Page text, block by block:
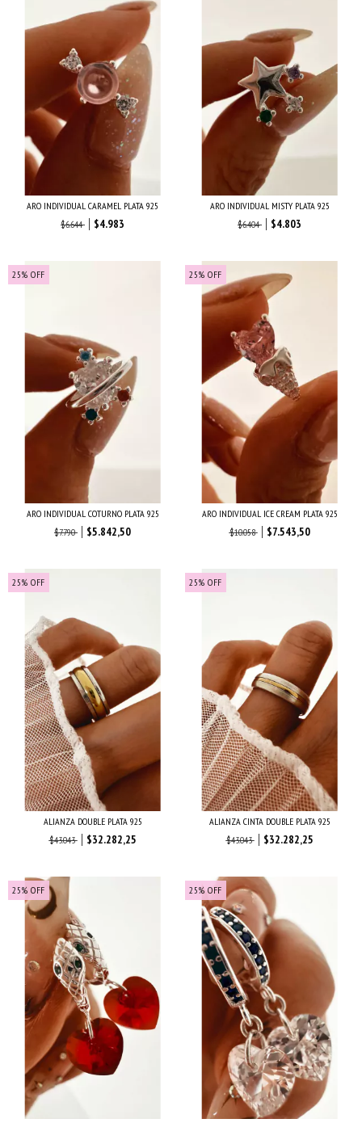
ARO INDIVIDUAL CARAMEL PLATA 925
$6.644
$4.983
ARO INDIVIDUAL MISTY PLATA 925
$6.404
$4.803
25% OFF
ARO INDIVIDUAL COTURNO PLATA 925
$7.790
$5.842,50
25% OFF
ARO INDIVIDUAL ICE CREAM PLATA 925
$10.058
$7.543,50
25% OFF
ALIANZA DOUBLE PLATA 925
$43.043
$32.282,25
25% OFF
ALIANZA CINTA DOUBLE PLATA 925
$43.043
$32.282,25
25% OFF 25% OFF